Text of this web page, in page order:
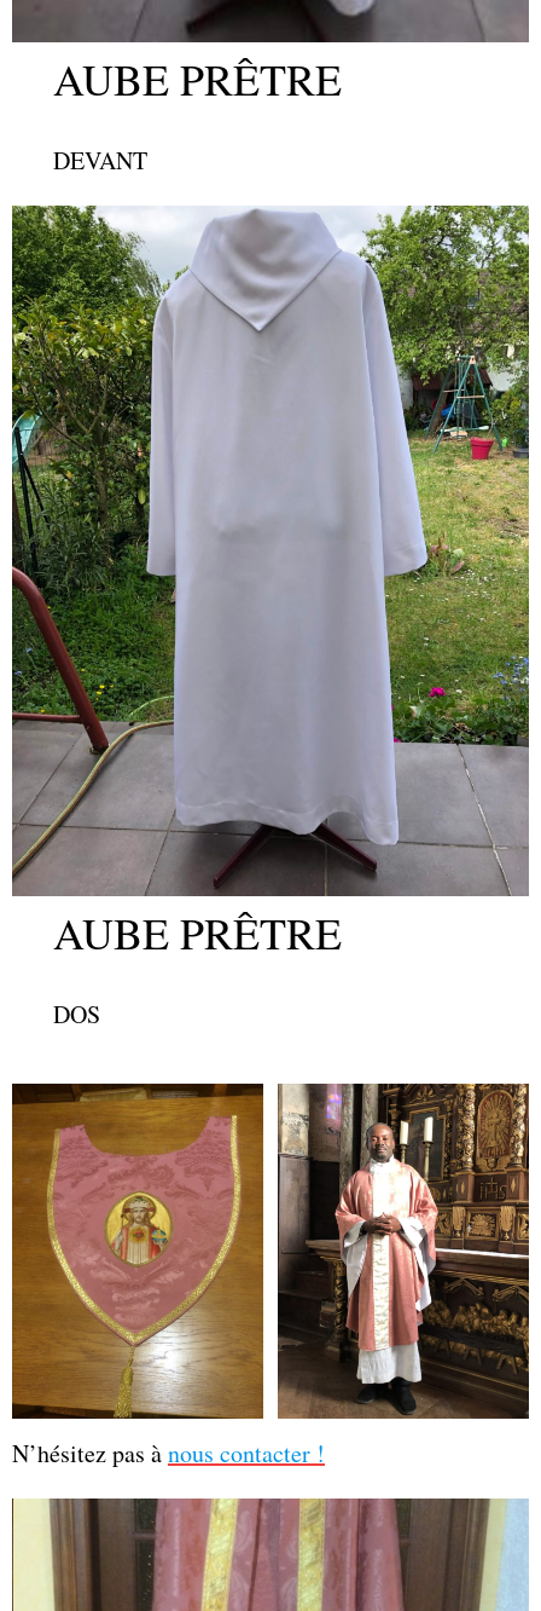
AUBE PRÊTRE
DEVANT
AUBE PRÊTRE
DOS
N’hésitez pas ànous contacter !